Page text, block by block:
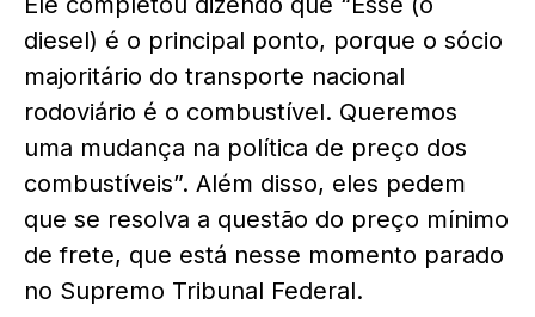
diesel) é o principal ponto, porque o sócio
majoritário do transporte nacional
rodoviário é o combustível. Queremos
uma mudança na política de preço dos
combustíveis”. Além disso, eles pedem
que se resolva a questão do preço mínimo
de frete, que está nesse momento parado
no Supremo Tribunal Federal.